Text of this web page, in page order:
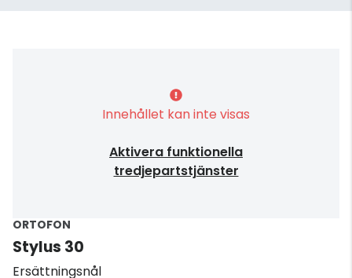
Innehållet kan inte visas
Aktivera funktionella
tredjepartstjänster
ORTOFON
Stylus 30
Ersättningsnål